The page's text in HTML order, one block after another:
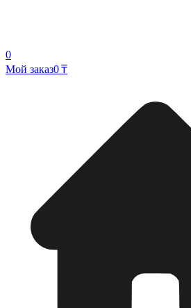
0
Мой заказ0 ₸